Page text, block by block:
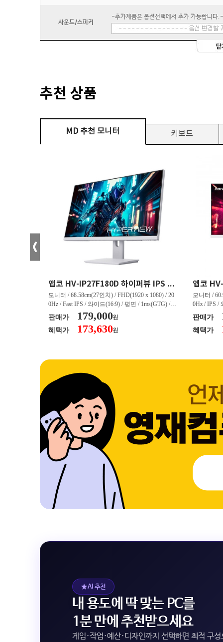
사운드/스피커
-추가제품은 옵션선택에서 추가 가능합니다.-
추천 상품
MD 추천 모니터 키보드
앱코 HV-IP27F180D 하이퍼뷰 IPS FHD 200 HDR 무결점
모니터 / 68.58cm(27인치) / FHD(1920 x 1080) / 20
0Hz / Fast IPS / 와이드(16:9) / 평면 / 1ms(GTG) / 3
50nit / 1,000:1 / 헤드폰 아웃 / LED 조명 / 틸트(상
하) / 6kg / [색상영역] / sRGB:128% / Adobe RGB:8
5% / DCI-P3:91% / NTSC:90% / [게임특화] / 조준
판매가 179,000원
혜택가 173,630원
모니터 /
0Hz / IPS /
50nit /
하) / 4.9kg
80% / DCI-
판매가
혜택가
AI 추천
내 용도에 딱 맞는 PC를
1분 만에 추천받으세요
게임·작업·예산·디자인까지 선택하면 최적 구